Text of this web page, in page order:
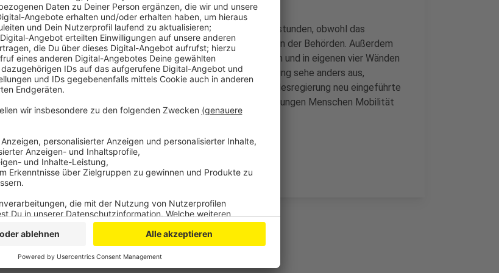
Jeder siebte Azubi bekommt demnach keinen Ausgleich für Überstunden, obwohl das
gesetzlich vorgeschrieben ist. Der DGB fordert da mehr Kontrollen der Behörden. Außerdem
würden zwei Drittel der Auszubildenden gerne zu Hause ausziehen und in eigenen vier Wänden
leben. Dafür reicht die Vergütung aber kaum aus. Selbstbestimmung sehe anders aus,
kommentiert das die Gewerkschaft. Gelobt wird das von der Landesregierung neu eingeführte
Azubi-Ticket für den ÖPNV in NRW. Das sei ein wichtiger Schritt, jungen Menschen Mobilität
zu ermöglichen.CM
Anzeige